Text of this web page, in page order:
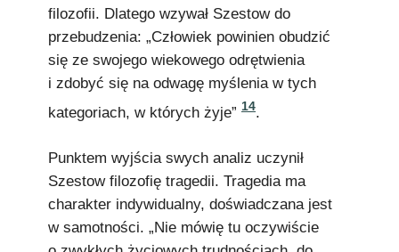
filozofii. Dlatego wzywał Szestow do
przebudzenia: „Człowiek powinien obudzić
się ze swojego wiekowego odrętwienia
i zdobyć się na odwagę myślenia w tych
kategoriach, w których żyje” 14.
Punktem wyjścia swych analiz uczynił
Szestow filozofię tragedii. Tragedia ma
charakter indywidualny, doświadczana jest
w samotności. „Nie mówię tu oczywiście